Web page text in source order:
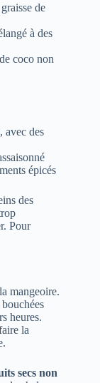
de
à des
coco non
avec des
épicés
des
Pour
mangeoire.
heures.
la
secs non